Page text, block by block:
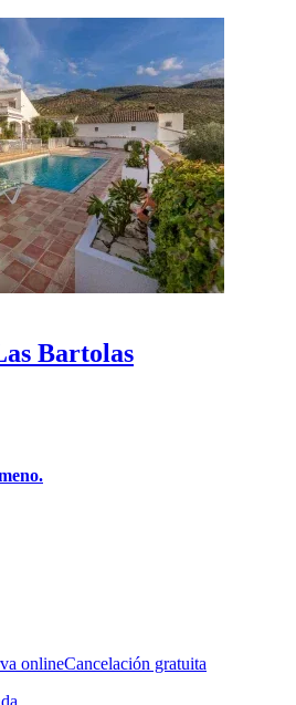
Bartolas
onlineCancelación gratuita